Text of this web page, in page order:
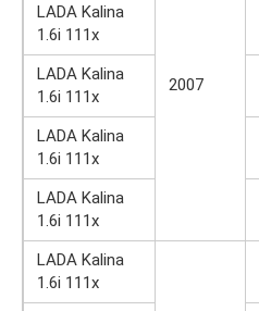
2007
LADA Kalina
1.6i 111x
LADA Kalina
1.6i 111x
LADA Kalina
1.6i 111x
LADA Kalina
1.6i 111x
LADA Kalina
1.6i 111x